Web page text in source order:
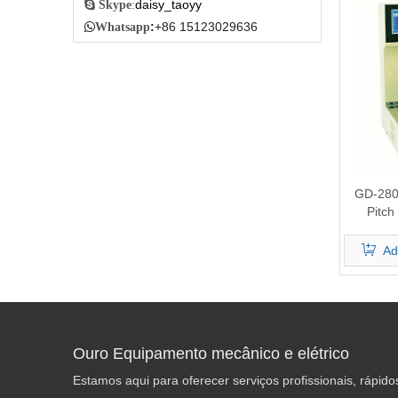
 Skype:daisy_taoyy
Whatsapp:+86 15123029636
GD-
Ouro Equipamento mecânico e elétrico
Estamos aqui para oferecer serviços profissionais,